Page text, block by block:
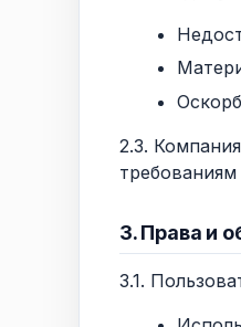
2.3.
3. Права и
3.1.